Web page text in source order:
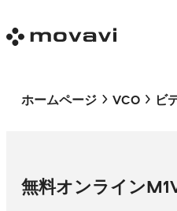
ホームページ VCO ビ
無料オンライン